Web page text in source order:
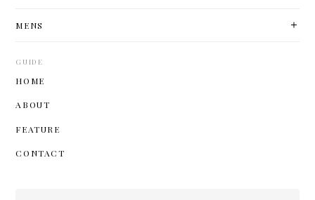
MENS
GUIDE
HOME
ABOUT
FEATURE
CONTACT